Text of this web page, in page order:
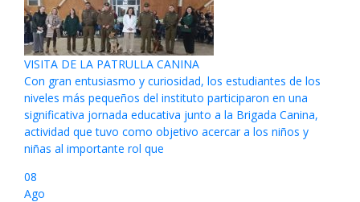
VISITA DE LA PATRULLA CANINA
Con gran entusiasmo y curiosidad, los estudiantes de los
niveles más pequeños del instituto participaron en una
significativa jornada educativa junto a la Brigada Canina,
actividad que tuvo como objetivo acercar a los niños y
niñas al importante rol que
08
Ago